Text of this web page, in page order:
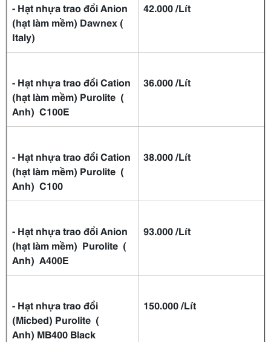
- Hạt nhựa trao đổi Anion
(hạt làm mềm) Dawnex (
Italy)
42.000 /Lít
- Hạt nhựa trao đổi Cation
(hạt làm mềm) Purolite (
Anh) C100E
36.000 /Lít
- Hạt nhựa trao đổi Cation
(hạt làm mềm) Purolite (
Anh) C100
38.000 /Lít
- Hạt nhựa trao đổi Anion
(hạt làm mềm) Purolite (
Anh) A400E
93.000 /Lít
- Hạt nhựa trao đổi
(Micbed) Purolite (
Anh) MB400 Black
150.000 /Lít